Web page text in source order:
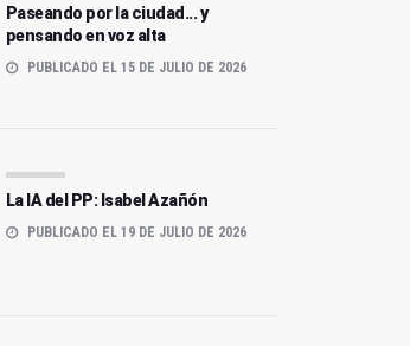
Paseando por la ciudad... y
pensando en voz alta
PUBLICADO EL 15 DE JULIO DE 2026
La IA del PP: Isabel Azañón
PUBLICADO EL 19 DE JULIO DE 2026